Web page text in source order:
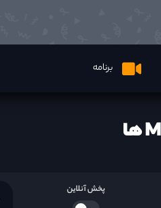
برنامه
پخش آنلاین